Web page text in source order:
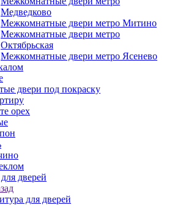
Медведково
Межкомнатные двери метро Митино
Межкомнатные двери метро
Октябрьская
Межкомнатные двери метро Ясенево
двери под покраску
орех
дверей
для дверей